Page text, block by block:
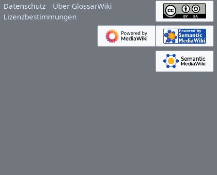
Datenschutz
Über GlossarWiki
Lizenzbestimmungen